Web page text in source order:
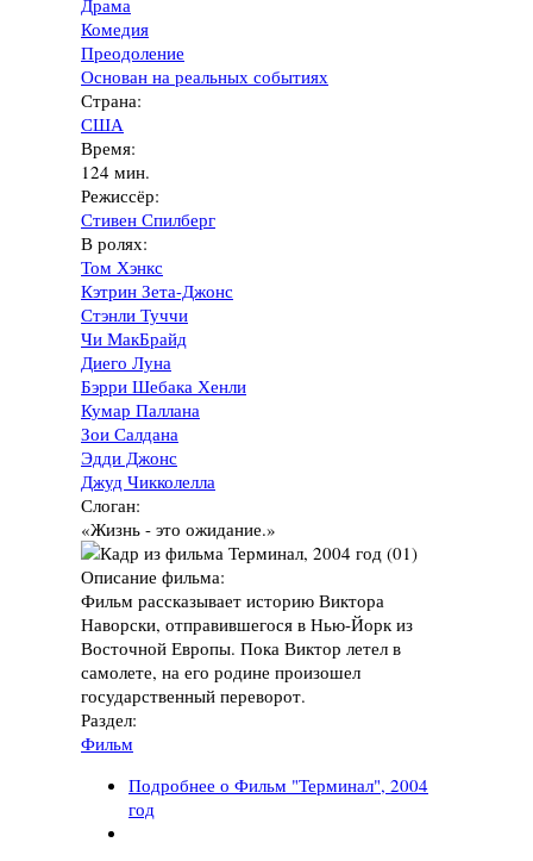
Комедия
Преодоление
Основан на реальных событиях
Страна:
США
Время:
124 мин.
Режиссёр:
Стивен Спилберг
В ролях:
Том Хэнкс
Кэтрин Зета-Джонс
Стэнли Туччи
Чи МакБрайд
Диего Луна
Бэрри Шебака Хенли
Кумар Паллана
Зои Салдана
Эдди Джонс
Джуд Чикколелла
Слоган:
«Жизнь - это ожидание.»
Описание фильма:
Фильм рассказывает историю Виктора
Наворски, отправившегося в Нью-Йорк из
Восточной Европы. Пока Виктор летел в
самолете, на его родине произошел
государственный переворот.
Раздел:
Фильм
Подробнее о Фильм "Терминал", 2004
год